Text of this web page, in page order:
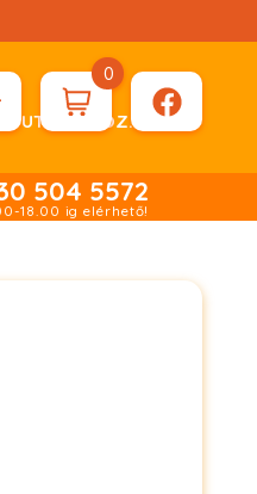
0
504 5572
18.00 ig elérhető!